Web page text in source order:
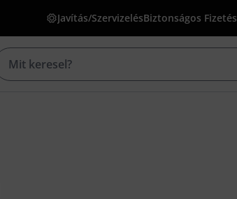
Javítás/SzervizelésBiztonságos Fizetés